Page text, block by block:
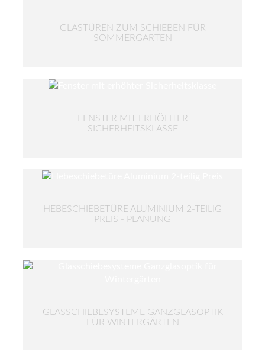
GLASTÜREN ZUM SCHIEBEN FÜR
SOMMERGARTEN
FENSTER MIT ERHÖHTER
SICHERHEITSKLASSE
HEBESCHIEBETÜRE ALUMINIUM 2-TEILIG
PREIS - PLANUNG
GLASSCHIEBESYSTEME GANZGLASOPTIK
FÜR WINTERGÄRTEN